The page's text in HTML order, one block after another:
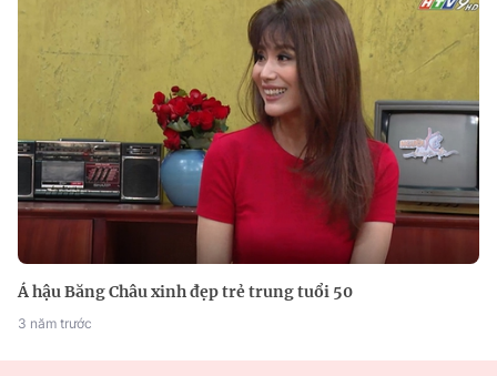
Á hậu Băng Châu xinh đẹp trẻ trung tuổi 50
3 năm trước